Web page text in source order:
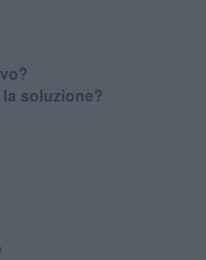
soluzione?